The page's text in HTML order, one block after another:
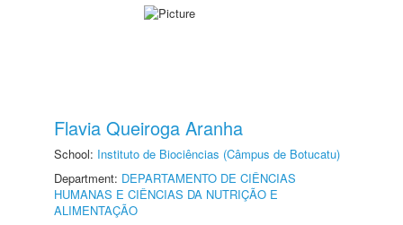
Flavia Queiroga Aranha
School: Instituto de Biociências (Câmpus de Botucatu)
Department: DEPARTAMENTO DE CIÊNCIAS
HUMANAS E CIÊNCIAS DA NUTRIÇÃO E
ALIMENTAÇÃO